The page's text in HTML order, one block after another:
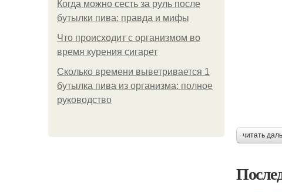
Когда можно сесть за руль после
бутылки пива: правда и мифы
Что происходит с организмом во
время курения сигарет
Сколько времени выветривается 1
бутылка пива из организма: полное
руководство
читать